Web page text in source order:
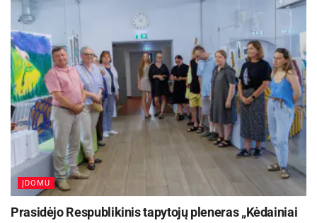
Tinklinio turnyre dalyvavo 6 komandos.
Prizininkais tapo:
Moterys:
Ieva Kaškelytė – Deimantė Stankevičiūtė (Panevėžys)
Dėja Dulksnytė – Kamilė Augustinaitė (Kupiškis)
Jūratė Ažubalytė – Diana Balužytė (Biržai)
Vyrai:
ĮDOMU
Prasidėjo Respublikinis tapytojų pleneras „Kėdainiai